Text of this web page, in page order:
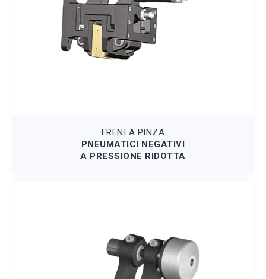
FRENI A PINZA
PNEUMATICI NEGATIVI
A PRESSIONE RIDOTTA